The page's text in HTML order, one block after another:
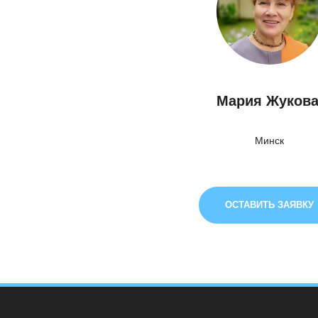
Мария
Минск
ОСТАВИТЬ ЗАЯВКУ